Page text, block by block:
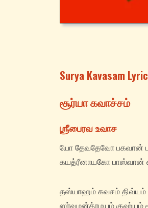
Surya Kavasam
சூர்யா கவாச்சம்
ஶ்ரீபைரவ உவாச
யோ தேவதேவோ பகவான்
கயத்ரீனாயகோ பாஸ்வான்
தஸ்யாஹம் கவசம் திவ்யம்
ஸர்வமன்த்ரமயம் குஹ்யம்